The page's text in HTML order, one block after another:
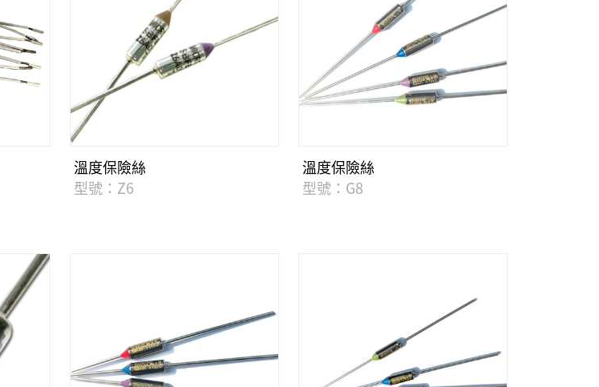
溫度保險絲
型號：Z6
溫度保險絲
型號：G8